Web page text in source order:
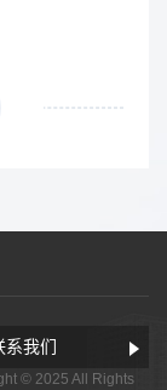
系我们
© 2025 All Rights